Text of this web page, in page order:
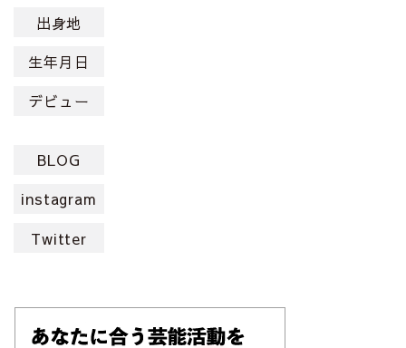
出身地
生年月日
デビュー
BLOG
instagram
Twitter